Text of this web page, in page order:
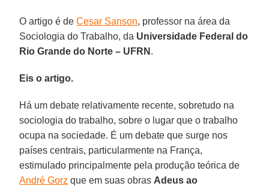
O artigo é deCesar Sanson, professor na área da
Sociologia do Trabalho, da Universidade Federal do
Rio Grande do Norte – UFRN .
Eis o artigo.
Há um debate relativamente recente, sobretudo na
sociologia do trabalho, sobre o lugar que o trabalho
ocupa na sociedade. É um debate que surge nos
países centrais, particularmente na França,
estimulado principalmente pela produção teórica de
André Gorz que em suas obras Adeus ao